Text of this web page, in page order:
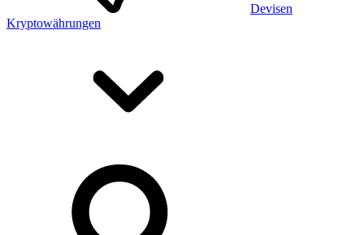
Devisen
Kryptowährungen